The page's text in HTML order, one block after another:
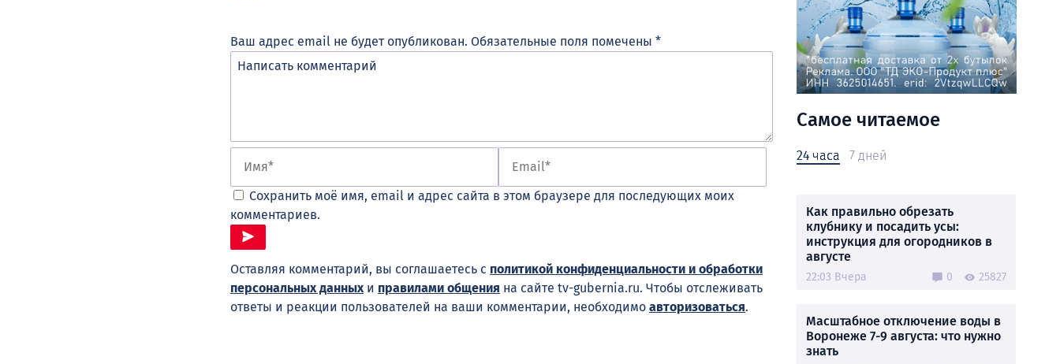
Ваш адрес email не будет опубликован. Обязательные поля помечены *
Сохранить моё имя, email и адрес сайта в этом браузере для последующих моих
комментариев.
Оставляя комментарий, вы соглашаетесь с политикой конфиденциальности и обработки
персональных данных и правилами общения на сайте tv-gubernia.ru. Чтобы отслеживать
ответы и реакции пользователей на ваши комментарии, необходимо авторизоваться.
Самое читаемое
24 часа 7 дней
Как правильно обрезать
клубнику и посадить усы:
инструкция для огородников в
августе
22:03 Вчера 0 25827
Масштабное отключение воды в
Воронеже 7-9 августа: что нужно
знать